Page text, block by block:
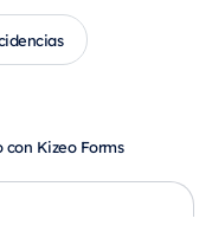
con Kizeo Forms